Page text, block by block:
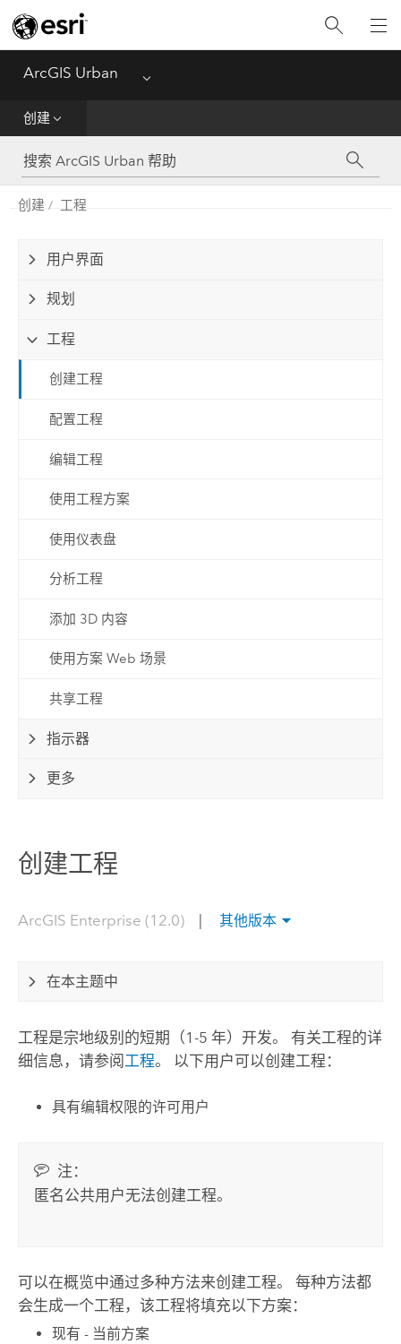
ArcGIS Urban Menu
创建
主页
入门
准备
创建
创建 工程
用户界面
规划
工程
创建工程
配置工程
编辑工程
使用工程方案
使用仪表盘
分析工程
添加 3D 内容
使用方案 Web 场景
共享工程
指示器
更多
创建工程
ArcGIS Enterprise (12.0) 其他版本
在本主题中
工程是宗地级别的短期（1-5 年）开发。 有关工程的详
细信息，请参阅工程。 以下用户可以创建工程：
具有编辑权限的许可用户
注：
匿名公共用户无法创建工程。
可以在概览中通过多种方法来创建工程。 每种方法都
会生成一个工程，该工程将填充以下方案：
现有 - 当前方案